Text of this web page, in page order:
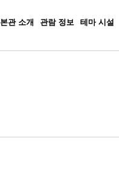
본관 소개 관람 정보 테마 시설